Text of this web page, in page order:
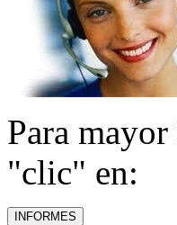
Para mayor
"clic" en: